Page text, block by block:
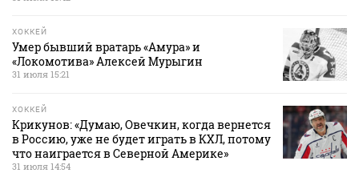
ХОККЕЙ
Умер бывший вратарь «Амура» и
«Локомотива» Алексей Мурыгин
31 июля 15:21
ХОККЕЙ
Крикунов: «Думаю, Овечкин, когда вернется
в Россию, уже не будет играть в КХЛ, потому
что наиграется в Северной Америке»
31 июля 14:54